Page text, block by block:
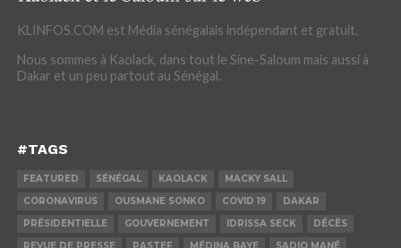
KLINFOS.COM est Média sénégalais indépendant et gratuit.
Nous sommes à Kaolack, dans tout le Sine-Saloum mais aussi à
Dakar et un peu partout au Sénégal.
#TAGS
FEATURED SÉNÉGAL KAOLACK
MACKY SALL
CORONAVIRUS
OUSMANE SONKO COVID 19
DAKAR
PRÉSIDENTIELLE
GOUVERNEMENT IDRISSA SECK
DÉCÈS